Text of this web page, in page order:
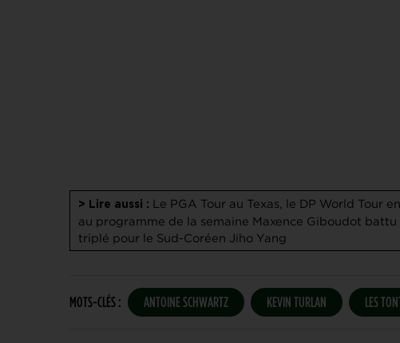
> Lire aussi : Le PGA Tour au Texas, le DP World Tour
au programme de la semaine Maxence Giboudot
triplé pour le Sud-Coréen Jiho Yang
MOTS-CLÉS : ANTOINE SCHWARTZ KEVIN TURLAN LES